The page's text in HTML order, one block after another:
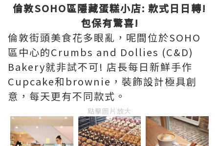
倫敦SOHO區隱藏蛋糕小店: 款式日日轉!
包保有驚喜!
倫敦街頭美食花多眼亂，呢間位於SOHO
區中心的Crumbs and Dollies (C&D)
Bakery就非試不可! 店長每日新鮮手作
Cupcake和brownie，裝飾設計極具創
意，每天更有不同款式。
點擊圖片放大